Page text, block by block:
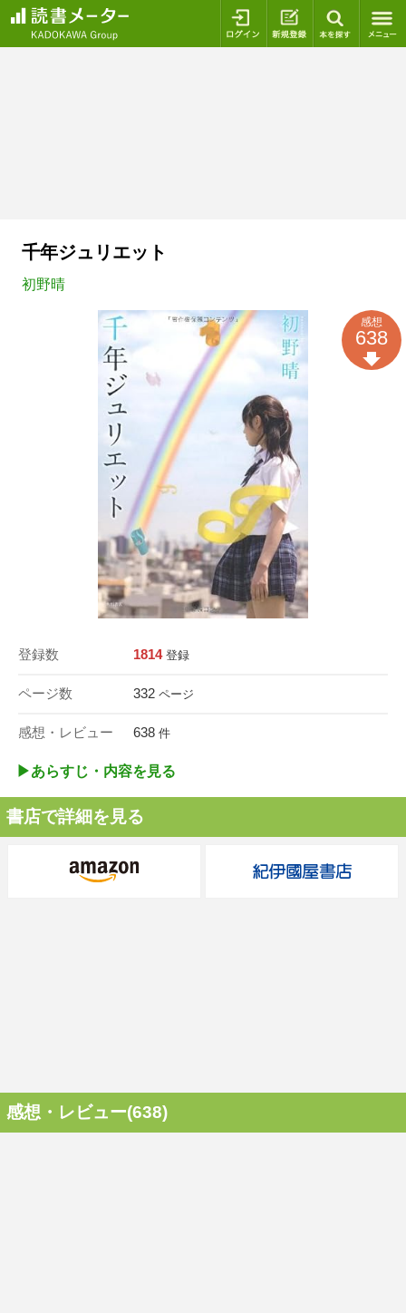
ログイン 新規登録
千年ジュリエット
初野晴
登録数 1814 登録
ページ数 332 ページ
感想・レビュー 638 件
感想
638
▶︎あらすじ・内容を見る
書店で詳細を見る
感想・レビュー(638)